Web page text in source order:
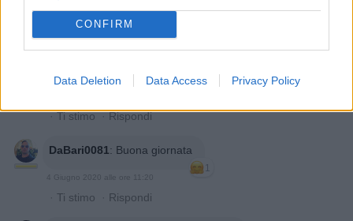
CONFIRM
Data Deletion Data Access Privacy Policy
·Ti stimo·Rispondi
·Ti stimo·Rispondi
DaBari0081: Buona giornata
1
4 Giugno 2020 alle ore 11:20
· Ti stimo · Rispondi